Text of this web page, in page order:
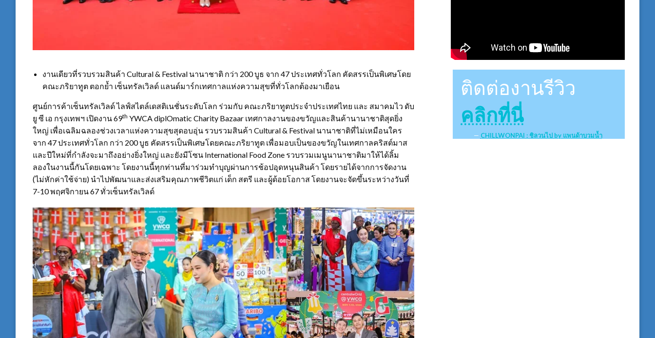
งานเดียวที่รวบรวมสินค้า Cultural & Festival นานาชาติ กว่า 200 บูธ จาก 47 ประเทศทั่วโลก คัดสรรเป็นพิเศษโดย
คณะภริยาทูต ตอกย้ำ เซ็นทรัลเวิลด์ แลนด์มาร์กเทศกาลแห่งความสุขที่ทั่วโลกต้องมาเยือน
ศูนย์การค้าเซ็นทรัลเวิลด์ ไลฟ์สไตล์เดสติเนชั่นระดับโลก ร่วมกับ คณะภริยาทูตประจำประเทศไทย และ สมาคมไว ดับ
ยู ซี เอ กรุงเทพฯ เปิดงาน 69th YWCA diplOmatic Charity Bazaar เทศกาลงานของขวัญและสินค้านานาชาติสุดยิ่ง
ใหญ่ เพื่อเฉลิมฉลองช่วงเวลาแห่งความสุขสุดอบอุ่น รวบรวมสินค้า Cultural & Festival นานาชาติที่ไม่เหมือนใคร
จาก 47 ประเทศทั่วโลก กว่า 200 บูธ คัดสรรเป็นพิเศษโดยคณะภริยาทูต เพื่อมอบเป็นของขวัญในเทศกาลคริสต์มาส
และปีใหม่ที่กำลังจะมาถึงอย่างยิ่งใหญ่ และยังมีโซน International Food Zone รวบรวมเมนูนานาชาติมาให้ได้ลิ้ม
ลองในงานนี้กันโดยเฉพาะ โดยงานนี้ทุกท่านที่มาร่วมทำบุญผ่านการช้อปอุดหนุนสินค้า โดยรายได้จากการจัดงาน
(ไม่หักค่าใช้จ่าย) นำไปพัฒนาและส่งเสริมคุณภาพชีวิตแก่ เด็ก สตรี และผู้ด้อยโอกาส โดยงานจะจัดขึ้นระหว่างวันที่
7-10 พฤศจิกายน 67 ทั่วเซ็นทรัลเวิลด์
ติดต่องานรีวิว
คลิกที่นี่
CHILLWONPAI : ชิลวนไป by แพนด้าบวมน้ำ